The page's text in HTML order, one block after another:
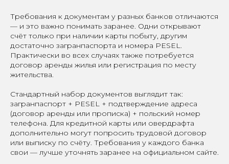
Требования к документам у разных банков отличаются
— и это важно понимать заранее. Одни открывают
счёт только при наличии карты побыту, другим
достаточно загранпаспорта и номера PESEL.
Практически во всех случаях также потребуется
договор аренды жилья или регистрация по месту
жительства.
Стандартный набор документов выглядит так:
загранпаспорт + PESEL + подтверждение адреса
(договор аренды или прописка) + польский номер
телефона. Для кредитной карты или овердрафта
дополнительно могут попросить трудовой договор
или выписку по счёту. Требования у каждого банка
свои — лучше уточнять заранее на официальном сайте.